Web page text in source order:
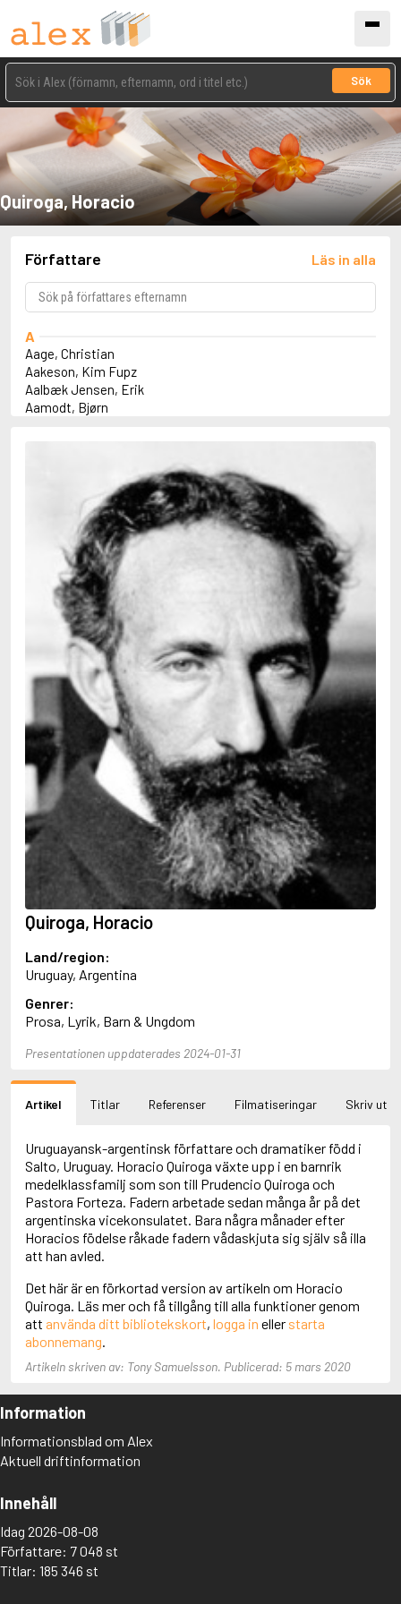
Sök
Quiroga, Horacio
Författare Läs in alla
A
Aage, Christian
Aakeson, Kim Fupz
Aalbæk Jensen, Erik
Aamodt, Bjørn
Abbott, Megan
Abdel-Fattah, Randa
Abdolah, Kader
Abé, Kobo
Abedi, Isabel
Abele, Inga
Abgarjan, Narine
Abish, Walter
Aboulela, Leila
Abrahams, Peter (f. 1919)
Abrahams, Peter (f. 1947)
Abrahamson, Emmy
Abse, Dannie
Abu-Jaber, Diana
Abulhawa, Susan
Aburas, Lone
Achebe, Chinua
Achmatova, Anna
Aciman, André
Ackebo, Lena
Acker, Kathy
Ackroyd, Peter
Adam de la Halle
Adamov, Arthur
Adams, Douglas
Adams, Jane
Adams, Richard
Adbåge, Emma
Adbåge, Lisen
Adelborg, Ottilia
Adichie, Chimamanda Ngozi
Adler-Olsen, Jussi
Adlerbeth, Gudmund Jöran
Adolfsson, Eva
Adolfsson, Evert
Adolfsson, Gunnar
Adolfsson, Josefine
Adolfsson, Maria
Adolphsen, Peter
Quiroga, Horacio
Land/region:
Uruguay, Argentina
Genrer:
Prosa, Lyrik, Barn & Ungdom
Presentationen uppdaterades 2024-01-31
Artikel Titlar Referenser Filmatiseringar Skriv ut
Uruguayansk-argentinsk författare och dramatiker född i
Salto, Uruguay. Horacio Quiroga växte upp i en barnrik
medelklassfamilj som son till Prudencio Quiroga och
Pastora Forteza. Fadern arbetade sedan många år på det
argentinska vicekonsulatet. Bara några månader efter
Horacios födelse råkade fadern vådaskjuta sig själv så illa
att han avled.
Det här är en förkortad version av artikeln om Horacio
Quiroga. Läs mer och få tillgång till alla funktioner genom
att använda ditt bibliotekskort, logga in eller starta
abonnemang
Artikeln skriven av: Tony Samuelsson. Publicerad: 5 mars 2020
Information
Informationsblad om Alex
Aktuell driftinformation
Innehåll
Idag 2026-08-08
Författare: 7 048 st
Titlar: 185 346 st